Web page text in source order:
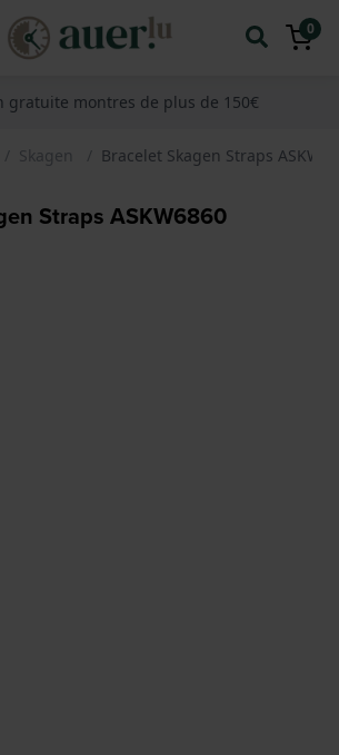
0
gratuite montres de plus de 150€
Skagen Bracelet Skagen Straps
Straps ASKW6860